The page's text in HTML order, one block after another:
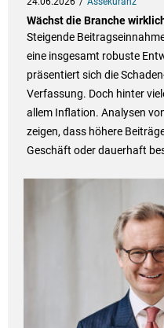
Wächst die Branche
Steigende
eine insgesamt robuste
präsentiert sich die
Verfassung. Doch hinter
allem Inflation. Analysen
zeigen, dass höhere
Geschäft oder dauerhaft